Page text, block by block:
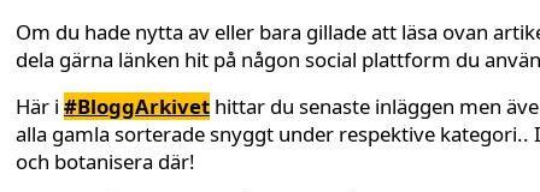
Om du hade nytta av eller bara gillade att läsa ovan
dela gärna länken hit på någon social plattform du
Här i #BloggArkivet hittar du senaste inläggen men
alla gamla sorterade snyggt under respektive kategori..
och botanisera där!